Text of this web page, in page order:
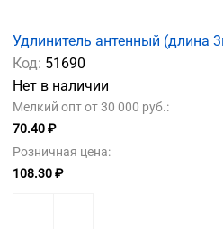
Удлинитель антенный (длина
Код: 51690
Нет в наличии
Мелкий опт от 30 000 руб.:
70.40 ₽
Розничная цена:
108.30 ₽